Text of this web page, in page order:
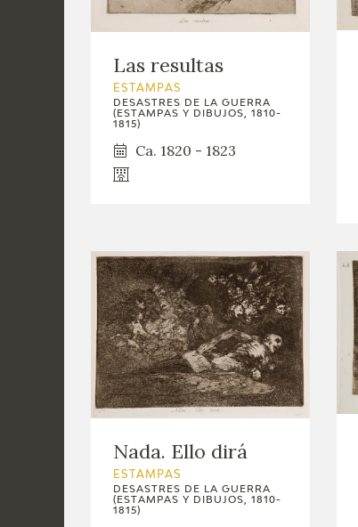
Las resultas
ESTAMPAS
DESASTRES DE LA GUERRA
(ESTAMPAS Y DIBUJOS, 1810-
1815)
Ca. 1820 - 1823
Nada. Ello dirá
ESTAMPAS
DESASTRES DE LA GUERRA
(ESTAMPAS Y DIBUJOS, 1810-
1815)